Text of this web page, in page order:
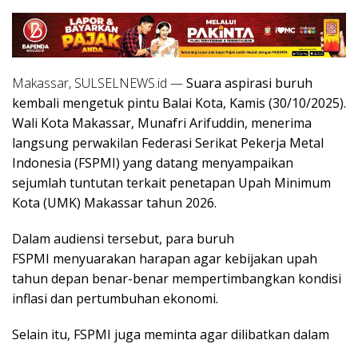
Makassar, SULSELNEWS.id —Suara aspirasi buruh
kembali mengetuk pintu Balai Kota, Kamis (30/10/2025).
Wali Kota Makassar, Munafri Arifuddin, menerima
langsung perwakilan Federasi Serikat Pekerja Metal
Indonesia (FSPMI) yang datang menyampaikan
sejumlah tuntutan terkait penetapan Upah Minimum
Kota (UMK) Makassar tahun 2026.
Dalam audiensi tersebut, para buruh
FSPMI menyuarakan harapan agar kebijakan upah
tahun depan benar-benar mempertimbangkan kondisi
inflasi dan pertumbuhan ekonomi.
Selain itu, FSPMI juga meminta agar dilibatkan dalam